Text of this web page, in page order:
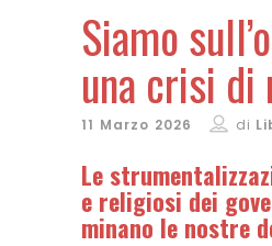
Siamo
una crisi di
11 Marzo 2026 di
Le
e religiosi dei
minano le nostre